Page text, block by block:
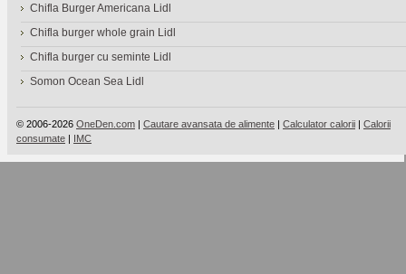
Chifla Burger Americana Lidl
Chifla burger whole grain Lidl
Chifla burger cu seminte Lidl
Somon Ocean Sea Lidl
© 2006-2026 OneDen.com | Cautare avansata de alimente | Calculator calorii | Calorii
consumate | IMC